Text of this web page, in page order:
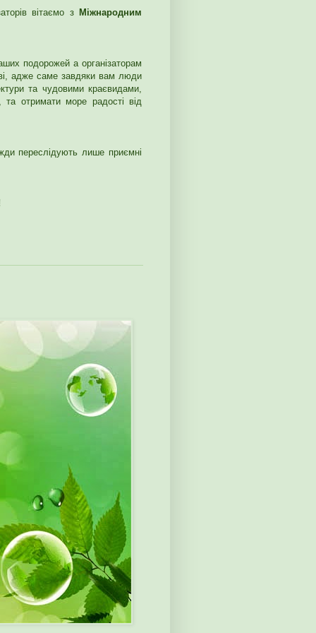
вітаємо з
Міжнародним
подорожей а організаторам
адже саме завдяки вам люди
та чудовими краєвидами,
та отримати море радості від
переслідують лише приємні